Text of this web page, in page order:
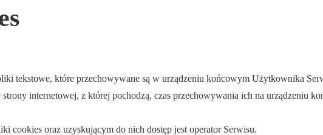
tekstowe, które przechowywane są w urządzeniu końcowym Użytkownika
internetowej, z której pochodzą, czas przechowywania ich na urządzeniu
cookies oraz uzyskującym do nich dostęp jest operator Serwisu.